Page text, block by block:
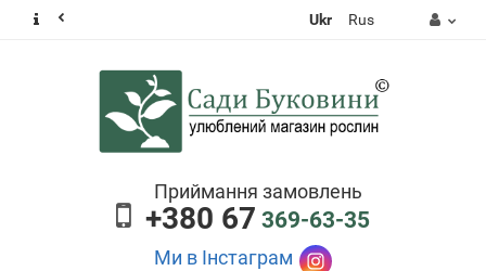
Ukr Rus
Приймання замовлень
+380 67 369-63-35
Ми в Інстаграм